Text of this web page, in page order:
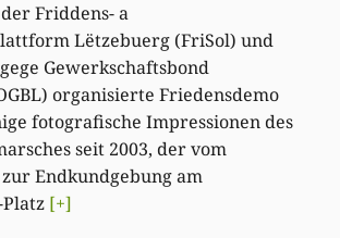
Friddens- a
Lëtzebuerg (FriSol) und
Gewerkschaftsbond
organisierte Friedensdemo
fotografische Impressionen des
seit 2003, der vom
Endkundgebung am
[+]